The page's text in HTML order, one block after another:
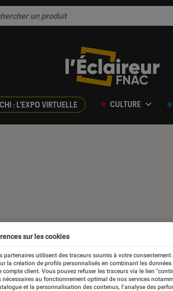
: L'EXPO VIRTUELLE CULTURE
sur les cookies
partenaires utilisent des traceurs soumis à votre
la création de profils personnalisés en combinant les
compte client. Vous pouvez refuser les traceurs via le lien
nécessaires au fonctionnement optimal de nos services
et la personnalisation des contenus, l’analyse des